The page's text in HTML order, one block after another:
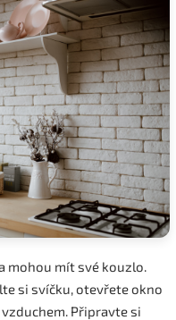
mohou mít své kouzlo.
si svíčku, otevřete okno
Připravte si